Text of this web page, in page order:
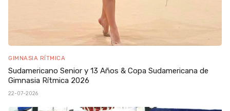
GIMNASIA RÍTMICA
Sudamericano Senior y 13 Años & Copa Sudamericana de
Gimnasia Rítmica 2026
22-07-2026